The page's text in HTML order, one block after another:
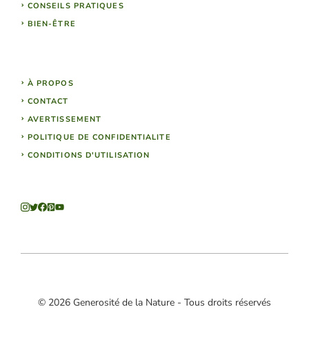
CONSEILS PRATIQUES
BIEN-ÊTRE
À PROPOS
CONTACT
AVERTISSEMENT
POLITIQUE DE CONFIDENTIALITE
CONDITIONS D'UTILISATION
© 2026 Generosité de la Nature - Tous droits réservés